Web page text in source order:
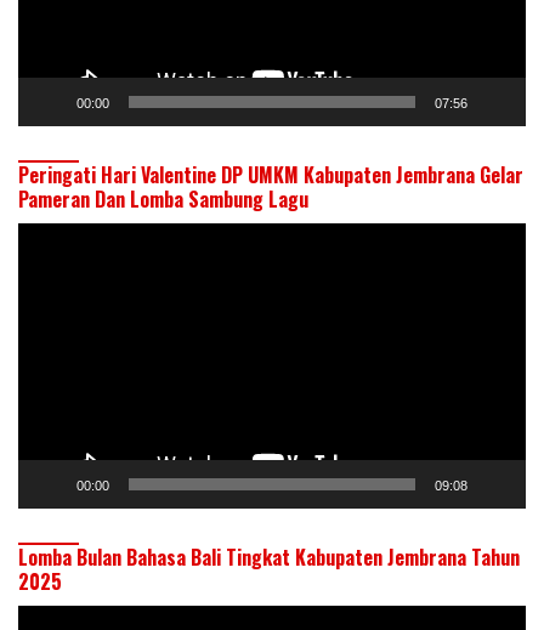
00:00 07:56
Peringati Hari Valentine DP UMKM Kabupaten Jembrana Gelar
Pameran Dan Lomba Sambung Lagu
00:00 09:08
Lomba Bulan Bahasa Bali Tingkat Kabupaten Jembrana Tahun
2025